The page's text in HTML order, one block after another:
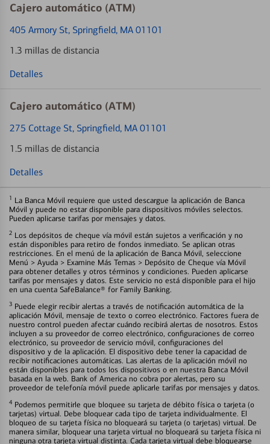
Cajero automático (ATM)
405 Armory St, Springfield, MA 01101
1.3 millas de distancia
Detalles
Cajero automático (ATM)
275 Cottage St, Springfield, MA 01101
1.5 millas de distancia
Detalles
1 La Banca Móvil requiere que usted descargue la aplicación de Banca
Móvil y puede no estar disponible para dispositivos móviles selectos.
Pueden aplicarse tarifas por mensajes y datos.
2 Los depósitos de cheque vía móvil están sujetos a verificación y no
están disponibles para retiro de fondos inmediato. Se aplican otras
restricciones. En el menú de la aplicación de Banca Móvil, seleccione
Menú > Ayuda > Examine Más Temas > Depósito de Cheque vía Móvil
para obtener detalles y otros términos y condiciones. Pueden aplicarse
tarifas por mensajes y datos. Este servicio no está disponible para el hijo
en una cuenta SafeBalance® for Family Banking.
3 Puede elegir recibir alertas a través de notificación automática de la
aplicación Móvil, mensaje de texto o correo electrónico. Factores fuera de
nuestro control pueden afectar cuándo recibirá alertas de nosotros. Estos
incluyen a su proveedor de correo electrónico, configuraciones de correo
electrónico, su proveedor de servicio móvil, configuraciones del
dispositivo y de la aplicación. El dispositivo debe tener la capacidad de
recibir notificaciones automáticas. Las alertas de la aplicación móvil no
están disponibles para todos los dispositivos o en nuestra Banca Móvil
basada en la web. Bank of America no cobra por alertas, pero su
proveedor de telefonía móvil puede aplicarle tarifas por mensajes y datos.
4 Podemos permitirle que bloquee su tarjeta de débito física o tarjeta (o
tarjetas) virtual. Debe bloquear cada tipo de tarjeta individualmente. El
bloqueo de su tarjeta física no bloqueará su tarjeta (o tarjetas) virtual. De
manera similar, bloquear una tarjeta virtual no bloqueará su tarjeta física ni
ninguna otra tarjeta virtual distinta. Cada tarjeta virtual debe bloquearse